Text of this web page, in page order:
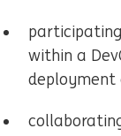
within a
deployment